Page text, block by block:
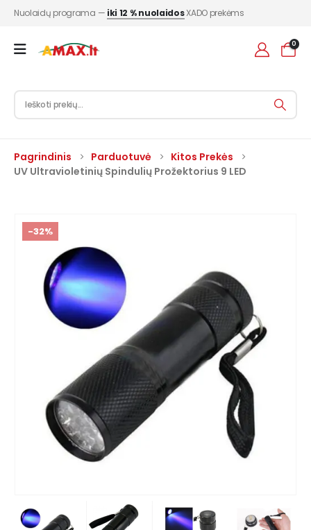
Nuolaidų programa — iki 12 % nuolaidosXADO prekėms
0
Pagrindinis Parduotuvė
Kitos Prekės
UV Ultravioletinių Spindulių Prožektorius 9 LED
-32%